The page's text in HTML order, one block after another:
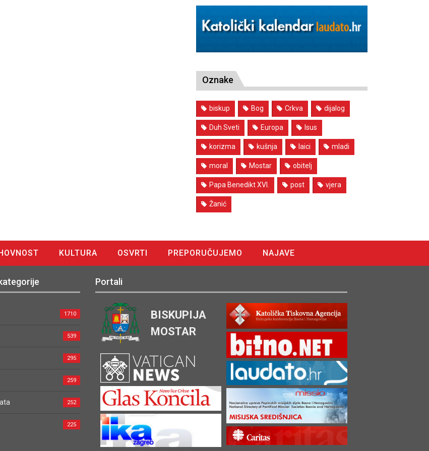
Oznake
biskup Bog Crkva dijalog
Duh Sveti Europa Isus
korizma kušnja laici mladi
moral Mostar obitelj
Papa Benedikt XVI. post vjera
Žanić
KULTURA OSVRTI PREPORUČUJEMO
NAJAVE
1710
539
295
259
252
225
Portali
BISKUPIJA
MOSTAR